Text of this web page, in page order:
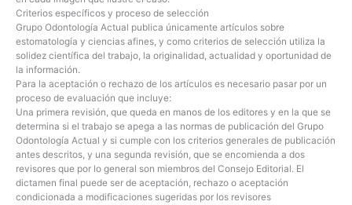
Criterios específicos y proceso de selección
Grupo Odontología Actual publica únicamente artículos sobre
estomatología y ciencias afines, y como criterios de selección utiliza la
solidez científica del trabajo, la originalidad, actualidad y oportunidad de
la información.
Para la aceptación o rechazo de los artículos es necesario pasar por un
proceso de evaluación que incluye:
Una primera revisión, que queda en manos de los editores y en la que se
determina si el trabajo se apega a las normas de publicación del Grupo
Odontología Actual y si cumple con los criterios generales de publicación
antes descritos, y una segunda revisión, que se encomienda a dos
revisores que por lo general son miembros del Consejo Editorial. El
dictamen final puede ser de aceptación, rechazo o aceptación
condicionada a modificaciones sugeridas por los revisores